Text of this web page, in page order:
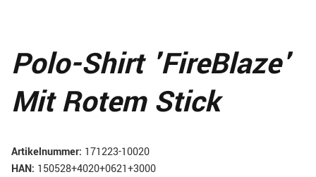
Polo-Shirt 'FireBlaze'
Mit Rotem Stick
Artikelnummer: 171223-10020
HAN: 150528+4020+0621+3000